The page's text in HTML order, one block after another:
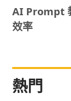
AI Prompt
效率
熱門